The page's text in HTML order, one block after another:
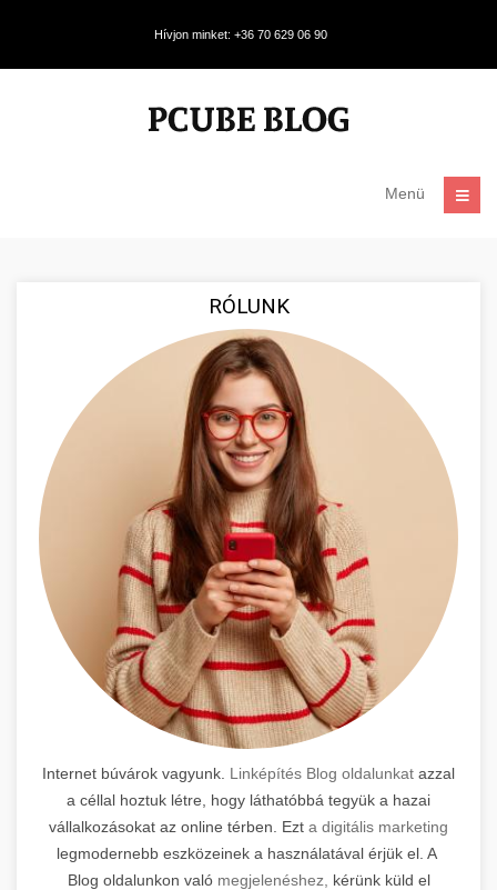
Hívjon minket: +36 70 629 06 90
Menü
RÓLUNK
Internet búvárok vagyunk. Linképítés Blog oldalunkat azzal
a céllal hoztuk létre, hogy láthatóbbá tegyük a hazai
vállalkozásokat az online térben. Ezt a digitális marketing
legmodernebb eszközeinek a használatával érjük el. A
Blog oldalunkon való megjelenéshez,
kérünk küld el